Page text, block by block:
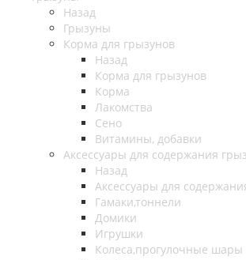
Назад
Грызуны
Корма для грызунов
Назад
Корма для грызунов
Корма
Лакомства
Сено
Витамины, добавки
Аксессуары для содержания
Назад
Аксессуары для
Гамаки,тоннели
Домики
Игрушки
Колеса,прогулочные шары